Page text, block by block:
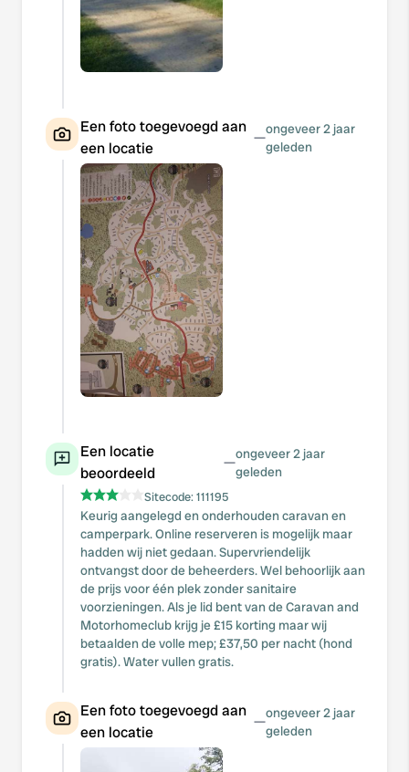
Een foto toegevoegd aan
een locatie
—ongeveer 2 jaar
geleden
Een locatie
beoordeeld
—ongeveer 2 jaar
geleden
Sitecode:111195
Keurig aangelegd en onderhouden caravan en
camperpark. Online reserveren is mogelijk maar
hadden wij niet gedaan. Supervriendelijk
ontvangst door de beheerders. Wel behoorlijk aan
de prijs voor één plek zonder sanitaire
voorzieningen. Als je lid bent van de Caravan and
Motorhomeclub krijg je £15 korting maar wij
betaalden de volle mep; £37,50 per nacht (hond
gratis). Water vullen gratis.
Een foto toegevoegd aan
een locatie
—ongeveer 2 jaar
geleden